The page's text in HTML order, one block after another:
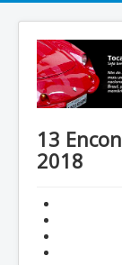
13
2018